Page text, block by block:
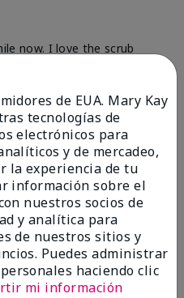
now. I love the scrub
cream
a un amigo
útil esta
de EUA. Mary Kay
tecnologías de
electrónicos para
y de mercadeo,
la experiencia de tu
información sobre el
nuestros socios de
y analítica para
de nuestros sitios y
Puedes administrar
haciendo clic
mi información